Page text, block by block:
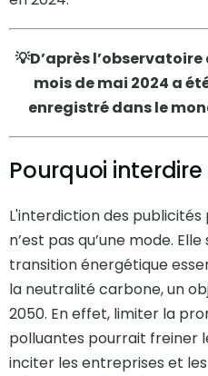
💡D’après
mois de mai 2024 a
enregistré dans le
Pourquoi
L'interdiction des publicités
n’est pas qu’une mode.
transition énergétique
la neutralité carbone, un
2050. En effet, limiter la
polluantes pourrait freiner
inciter les entreprises et